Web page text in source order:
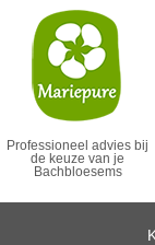
Professioneel advies bij
de keuze van je
Bachbloesems